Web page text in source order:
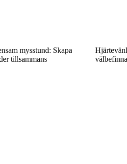
mysstund: Skapa
tillsammans